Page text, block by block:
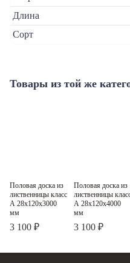
Длина
Сорт
Товары из той же
Класс A
Половая доска из
лиственницы класс
А 28x120x3000
мм
3 100 ₽
Класс A
Половая доска из
лиственницы
А 28x120x4000
мм
3 100 ₽